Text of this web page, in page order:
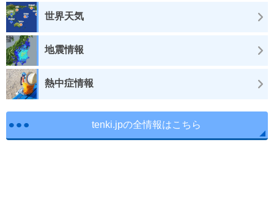
世界天気
地震情報
熱中症情報
tenki.jpの全情報はこちら